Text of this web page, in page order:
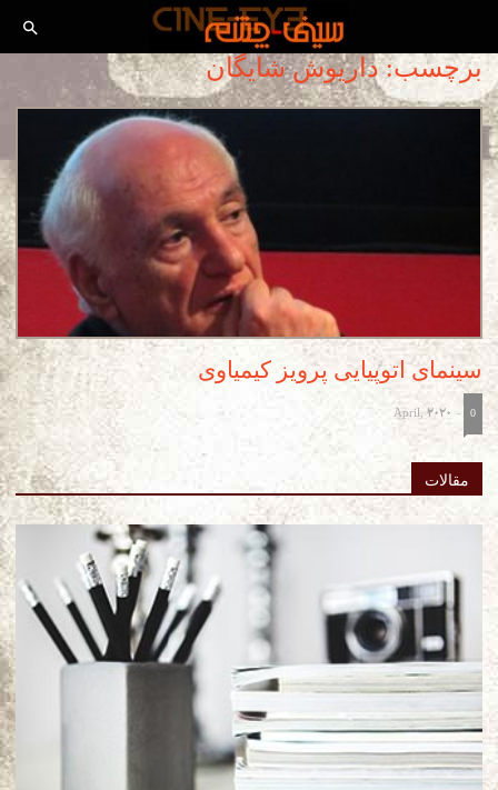
برچسب: داریوش شایگان
سینمای اتوپیایی پرویز کیمیاوی
-
April, 2020 0
مقالات